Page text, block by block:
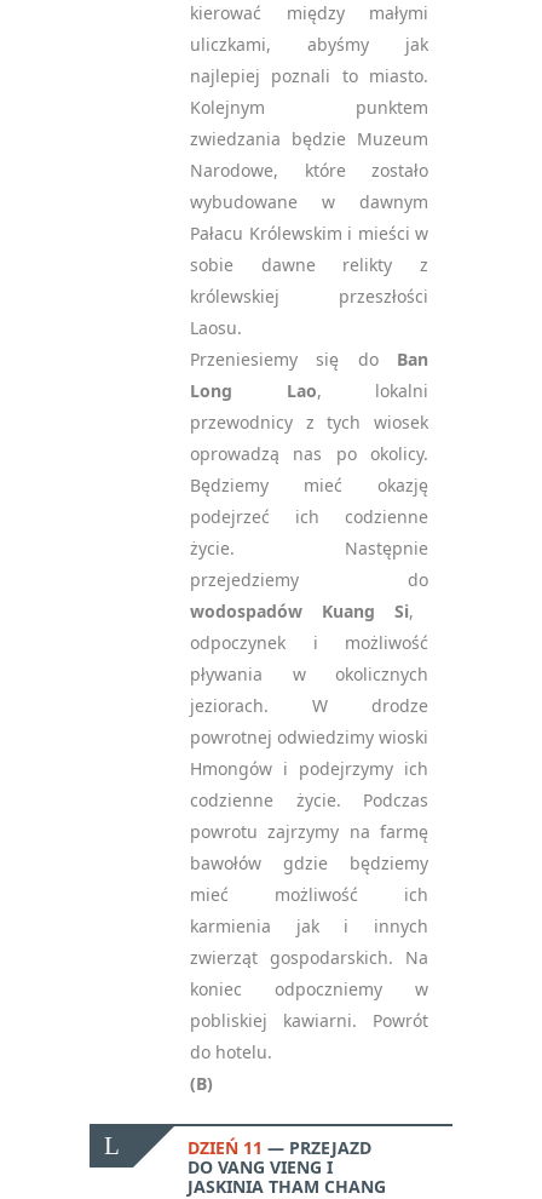
kierować między małymi
uliczkami, abyśmy jak
najlepiej poznali to miasto.
Kolejnym punktem
zwiedzania będzie Muzeum
Narodowe, które zostało
wybudowane w dawnym
Pałacu Królewskim i mieści w
sobie dawne relikty z
królewskiej przeszłości
Laosu.
Przeniesiemy się do Ban
Long Lao, lokalni
przewodnicy z tych wiosek
oprowadzą nas po okolicy.
Będziemy mieć okazję
podejrzeć ich codzienne
życie. Następnie
przejedziemy do
wodospadów Kuang Si,
odpoczynek i możliwość
pływania w okolicznych
jeziorach. W drodze
powrotnej odwiedzimy wioski
Hmongów i podejrzymy ich
codzienne życie. Podczas
powrotu zajrzymy na farmę
bawołów gdzie będziemy
mieć możliwość ich
karmienia jak i innych
zwierząt gospodarskich. Na
koniec odpoczniemy w
pobliskiej kawiarni. Powrót
do hotelu.
(B)
DZIEŃ 11
PRZEJAZD
DO VANG VIENG I
JASKINIA THAM CHANG